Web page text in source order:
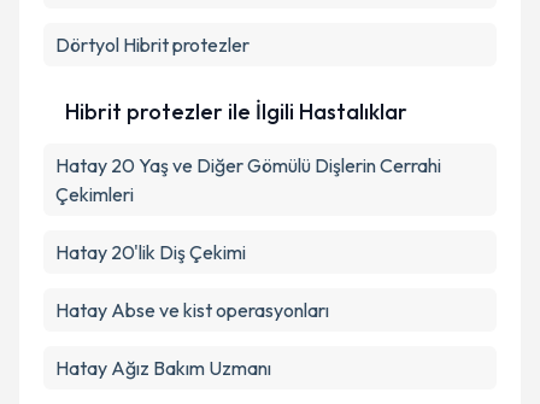
Dörtyol Hibrit protezler
Hibrit protezler ile İlgili Hastalıklar
Hatay 20 Yaş ve Diğer Gömülü Dişlerin Cerrahi
Çekimleri
Hatay 20'lik Diş Çekimi
Hatay Abse ve kist operasyonları
Hatay Ağız Bakım Uzmanı